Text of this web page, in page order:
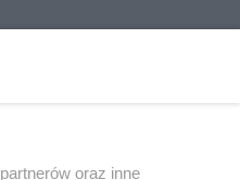
nie może być powielany i
oraz inne